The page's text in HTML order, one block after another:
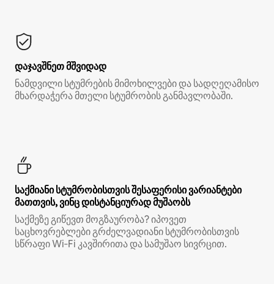
დაჯავშნეთ მშვიდად
ნამდვილი სტუმრების მიმოხილვები და სადღეღამისო
მხარდაჭერა მთელი სტუმრობის განმავლობაში.
საქმიანი სტუმრობისთვის შესაფერისი ვარიანტები
მათთვის, ვინც დისტანციურად მუშაობს
საქმეზე გიწევთ მოგზაურობა? იპოვეთ
საცხოვრებლები გრძელვადიანი სტუმრობისთვის
სწრაფი Wi‑Fi კავშირითა და სამუშაო სივრცით.